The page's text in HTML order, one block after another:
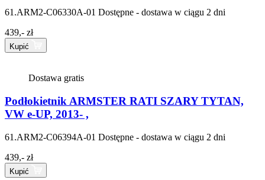
61.ARM2-C06330A-01 Dostępne - dostawa w ciągu 2 dni
439,- zł
Kupić
Dostawa gratis
Podłokietnik ARMSTER RATI SZARY TYTAN,
VW e-UP, 2013- ,
61.ARM2-C06394A-01 Dostępne - dostawa w ciągu 2 dni
439,- zł
Kupić